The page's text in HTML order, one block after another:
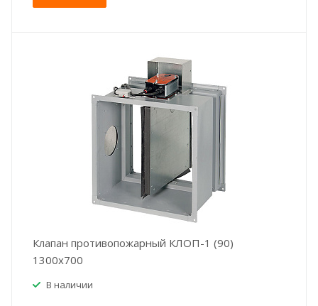
Клапан противопожарный КЛОП-1 (90)
1300x700
В наличии